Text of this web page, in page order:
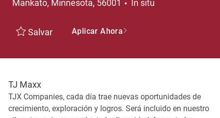
Mankato, Minnesota, 56001
In situ
Salvar Aplicar Ahora
TJ Maxx
TJX Companies, cada día trae nuevas oportunidades de
crecimiento, exploración y logros. Será incluido en nuestro